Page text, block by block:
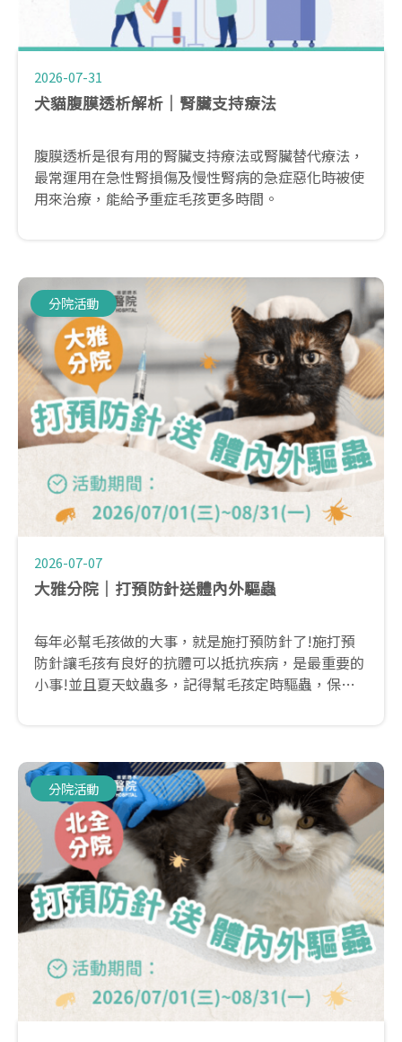
2026-07-31
犬貓腹膜透析解析｜腎臟支持療法
腹膜透析是很有用的腎臟支持療法或腎臟替代療法，
最常運用在急性腎損傷及慢性腎病的急症惡化時被使
用來治療，能給予重症毛孩更多時間。
分院活動
2026-07-07
大雅分院｜打預防針送體內外驅蟲
每年必幫毛孩做的大事，就是施打預防針了!施打預
防針讓毛孩有良好的抗體可以抵抗疾病，是最重要的
小事!並且夏天蚊蟲多，記得幫毛孩定時驅蟲，保持
分院活動